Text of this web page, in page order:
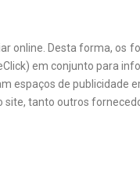
online. Desta forma, os
em conjunto para
espaços de
tanto outros